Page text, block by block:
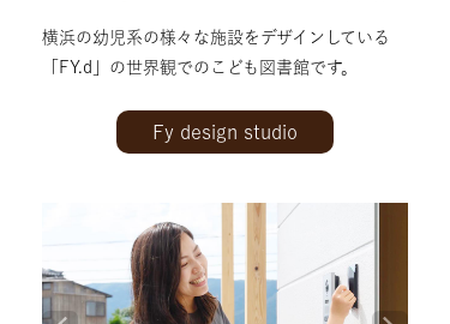
横浜の幼児系の様々な施設をデザインしている
「FY.d」の世界観でのこども図書館です。
Fy design studio